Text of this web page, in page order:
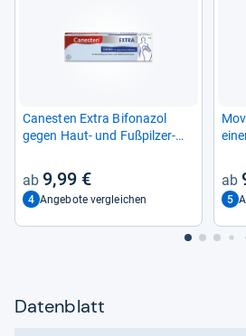
Canes­ten Extra Bifona­zol
gegen Haut-​ und Fuß­pil­zer­
9,99 €
4 Angebote vergleichen 5
Datenblatt